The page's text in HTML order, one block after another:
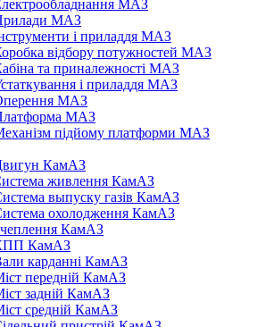
МАЗ
МАЗ
і приладдя МАЗ
відбору потужностей МАЗ
та приналежності МАЗ
і приладдя МАЗ
МАЗ
МАЗ
підйому платформи МАЗ
КамАЗ
живлення КамАЗ
выпуску газів КамАЗ
охолодження КамАЗ
КамАЗ
КамАЗ
карданні КамАЗ
передній КамАЗ
задній КамАЗ
средній КамАЗ